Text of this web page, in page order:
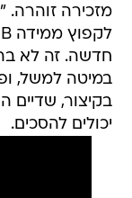
מזכירה זוהרה.
חדשה. זה לא
במיטה למשל,
בקיצור, שדיים
יכולים להסכים.